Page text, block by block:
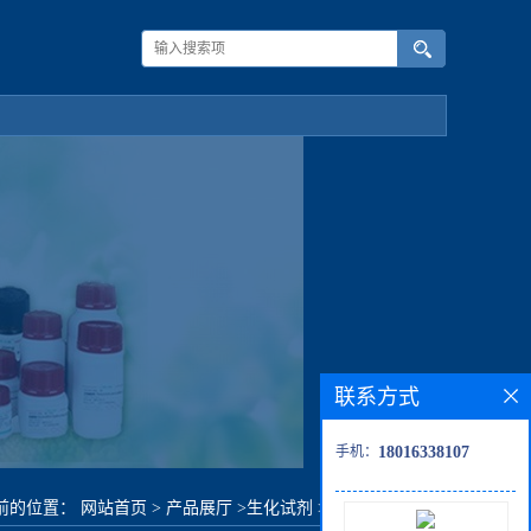
的位置： 网站首页 > 产品展厅 >生化试剂 > 2,2,2-三氟乙胺
联系方式
手机： 18016338107